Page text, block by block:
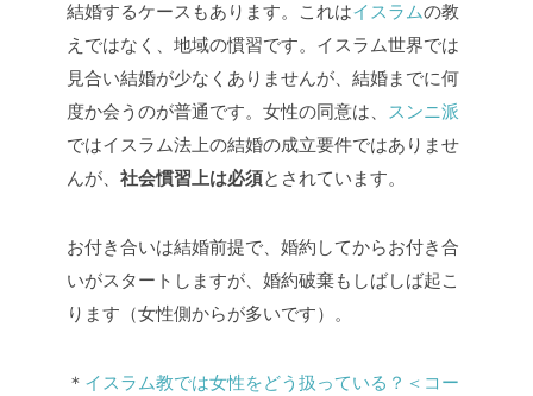
結婚するケースもあります。これはイスラムの教
えではなく、地域の慣習です。イスラム世界では
見合い結婚が少なくありませんが、結婚までに何
度か会うのが普通です。女性の同意は、
スンニ派
ではイスラム法上の結婚の成立要件ではありませ
んが、 社会慣習上は必須とされています。
お付き合いは結婚前提で、婚約してからお付き合
いがスタートしますが、婚約破棄もしばしば起こ
ります（女性側からが多いです）。
＊ イスラム教では女性をどう扱っている？＜コー